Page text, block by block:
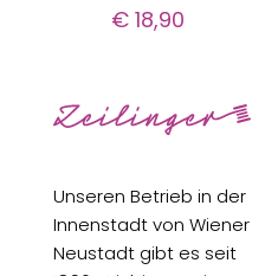
€18,90
Unseren Betrieb in der
Innenstadt von Wiener
Neustadt gibt es seit